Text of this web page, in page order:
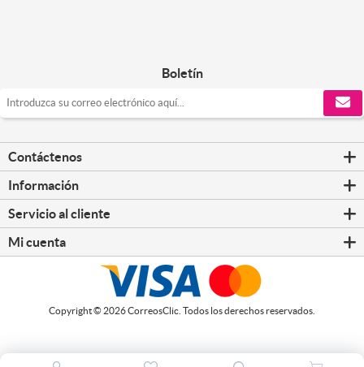
Boletín
Contáctenos
Información
Servicio al cliente
Mi cuenta
Copyright © 2026 CorreosClic. Todos los derechos reservados.